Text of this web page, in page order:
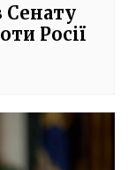
Сенату
Росії